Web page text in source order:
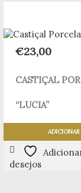
€23,00
CASTIÇAL
“LUCIA”
ADICIONAR
desejos